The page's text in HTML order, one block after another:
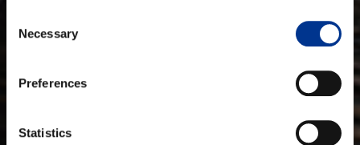
Selection
Necessary
Preferences
Statistics